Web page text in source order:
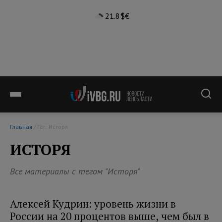
21.8°$€
Главная / Тег: Исторя
ИСТОРЯ
Все материалы с тегом "Исторя"
Алексей Кудрин: уровень жизни в
России на 20 процентов выше, чем был в